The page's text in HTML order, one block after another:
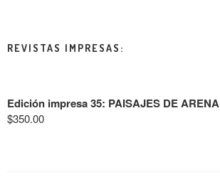
REVISTAS IMPRESAS:
Edición impresa 35: PAISAJES DE ARENA
$350.00